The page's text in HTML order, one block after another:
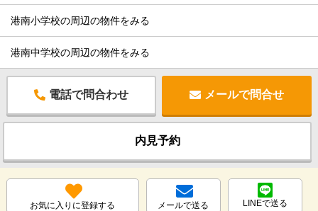
港南小学校の周辺の物件をみる
港南中学校の周辺の物件をみる
電話で問合わせ メールで問合せ
内見予約
お気に入りに登録する メールで送る LINEで送る